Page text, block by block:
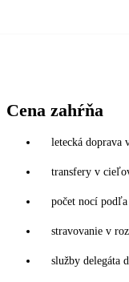
Cena zahŕňa
letecká doprava
transfery v
počet nocí
stravovanie v
služby delegáta